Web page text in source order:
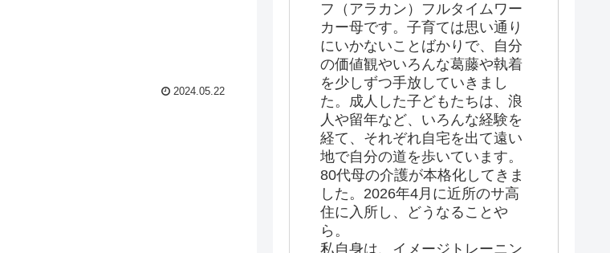
2024.05.22
フ（アラカン）フルタイムワー
カー母です。子育ては思い通り
にいかないことばかりで、自分
の価値観やいろんな葛藤や執着
を少しずつ手放していきまし
た。成人した子どもたちは、浪
人や留年など、いろんな経験を
経て、それぞれ自宅を出て遠い
地で自分の道を歩いています。
80代母の介護が本格化してきま
した。2026年4月に近所のサ高
住に入所し、どうなることや
ら。
私自身は、イメージトレーニン